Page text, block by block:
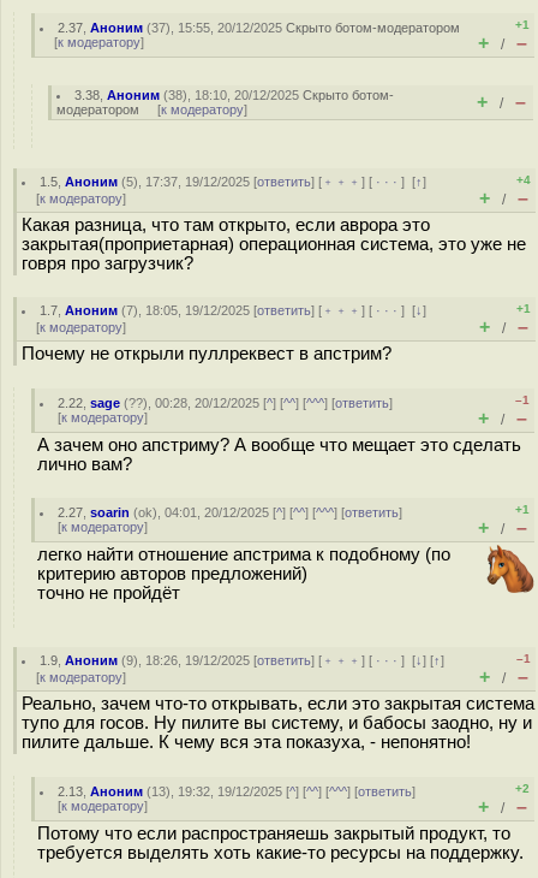
2.37 ,Аноним (37), 15:55, 20/12/2025Скрыто ботом-модератором
[к модератору]
+1
+ / –
3.38 ,Аноним (38), 18:10, 20/12/2025Скрыто ботом-
модератором [к модератору] + / –
1.5 ,Аноним (5), 17:37, 19/12/2025 [ответить] [ ﹢﹢﹢] [ · · ·][↑]
[к модератору]
+4
+ / –
Какая разница, что там открыто, если аврора это
закрытая(проприетарная) операционная система, это уже не
говря про загрузчик?
1.7 ,Аноним (7), 18:05, 19/12/2025 [ответить] [ ﹢﹢﹢] [ · · ·][↓]
[к модератору]
+1
+ / –
Почему не открыли пуллреквест в апстрим?
2.22 ,sage (??), 00:28, 20/12/2025 [^] [^^] [^^^] [ответить]
[к модератору]
–1
+ / –
А зачем оно апстриму? А вообще что мещает это сделать
лично вам?
2.27 ,soarin (ok), 04:01, 20/12/2025 [^] [^^] [^^^] [ответить]
[к модератору]
+1
+ / –
легко найти отношение апстрима к подобному (по
критерию авторов предложений)
точно не пройдёт
1.9 ,Аноним (9), 18:26, 19/12/2025 [ответить] [ ﹢﹢﹢] [ · · ·][↓] [↑]
[к модератору]
–1
+ / –
Реально, зачем что-то открывать, если это закрытая система
тупо для госов. Ну пилите вы систему, и бабосы заодно, ну и
пилите дальше. К чему вся эта показуха, - непонятно!
2.13 ,Аноним (13), 19:32, 19/12/2025 [^] [^^] [^^^] [ответить]
[к модератору]
+2
+ / –
Потому что если распространяешь закрытый продукт, то
требуется выделять хоть какие-то ресурсы на поддержку.